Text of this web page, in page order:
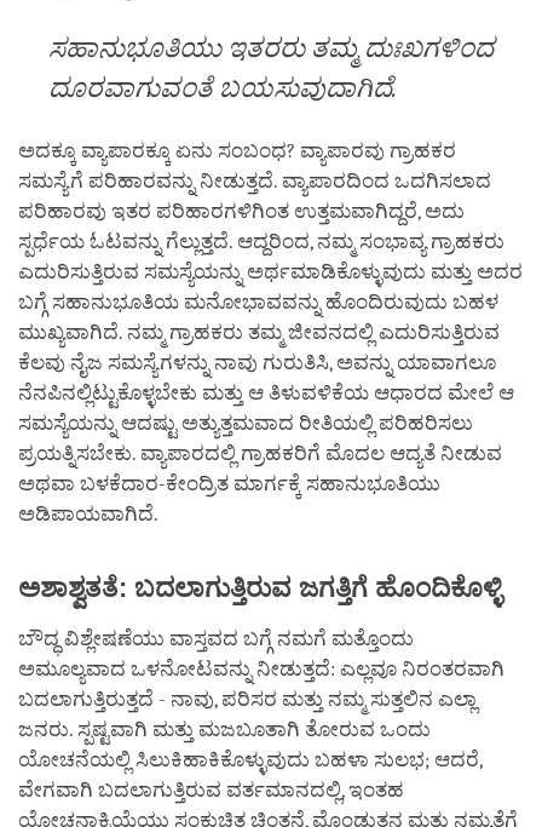
ಸಹಾನುಭೂತಿಯು ಇತರರು ತಮ್ಮ ದುಃಖಗಳಿಂದ
ದೂರವಾಗುವಂತೆ ಬಯಸುವುದಾಗಿದೆ.
ಅದಕ್ಕೂ ವ್ಯಾಪಾರಕ್ಕೂ ಏನು ಸಂಬಂಧ? ವ್ಯಾಪಾರವು ಗ್ರಾಹಕರ
ಸಮಸ್ಯೆಗೆ ಪರಿಹಾರವನ್ನು ನೀಡುತ್ತದೆ. ವ್ಯಾಪಾರದಿಂದ ಒದಗಿಸಲಾದ
ಪರಿಹಾರವು ಇತರ ಪರಿಹಾರಗಳಿಗಿಂತ ಉತ್ತಮವಾಗಿದ್ದರೆ, ಅದು
ಸ್ಪರ್ಧೆಯ ಓಟವನ್ನು ಗೆಲ್ಲುತ್ತದೆ. ಆದ್ದರಿಂದ, ನಮ್ಮ ಸಂಭಾವ್ಯ ಗ್ರಾಹಕರು
ಎದುರಿಸುತ್ತಿರುವ ಸಮಸ್ಯೆಯನ್ನು ಅರ್ಥಮಾಡಿಕೊಳ್ಳುವುದು ಮತ್ತು ಅದರ
ಬಗ್ಗೆ ಸಹಾನುಭೂತಿಯ ಮನೋಭಾವವನ್ನು ಹೊಂದಿರುವುದು ಬಹಳ
ಮುಖ್ಯವಾಗಿದೆ. ನಮ್ಮ ಗ್ರಾಹಕರು ತಮ್ಮ ಜೀವನದಲ್ಲಿ ಎದುರಿಸುತ್ತಿರುವ
ಕೆಲವು ನೈಜ ಸಮಸ್ಯೆಗಳನ್ನು ನಾವು ಗುರುತಿಸಿ, ಅವನ್ನು ಯಾವಾಗಲೂ
ನೆನಪಿನಲ್ಲಿಟ್ಟುಕೊಳ್ಳಬೇಕು ಮತ್ತು ಆ ತಿಳುವಳಿಕೆಯ ಆಧಾರದ ಮೇಲೆ ಆ
ಸಮಸ್ಯೆಯನ್ನು ಆದಷ್ಟು ಅತ್ಯುತ್ತಮವಾದ ರೀತಿಯಲ್ಲಿ ಪರಿಹರಿಸಲು
ಪ್ರಯತ್ನಿಸಬೇಕು. ವ್ಯಾಪಾರದಲ್ಲಿ ಗ್ರಾಹಕರಿಗೆ ಮೊದಲ ಆದ್ಯತೆ ನೀಡುವ
ಅಥವಾ ಬಳಕೆದಾರ-ಕೇಂದ್ರಿತ ಮಾರ್ಗಕ್ಕೆ ಸಹಾನುಭೂತಿಯು
ಅಡಿಪಾಯವಾಗಿದೆ.
ಅಶಾಶ್ವತತೆ: ಬದಲಾಗುತ್ತಿರುವ ಜಗತ್ತಿಗೆ ಹೊಂದಿಕೊಳ್ಳಿ
ಬೌದ್ಧ ವಿಶ್ಲೇಷಣೆಯು ವಾಸ್ತವದ ಬಗ್ಗೆ ನಮಗೆ ಮತ್ತೊಂದು
ಅಮೂಲ್ಯವಾದ ಒಳನೋಟವನ್ನು ನೀಡುತ್ತದೆ: ಎಲ್ಲವೂ ನಿರಂತರವಾಗಿ
ಬದಲಾಗುತ್ತಿರುತ್ತದೆ - ನಾವು, ಪರಿಸರ ಮತ್ತು ನಮ್ಮ ಸುತ್ತಲಿನ ಎಲ್ಲಾ
ಜನರು. ಸ್ಪಷ್ಟವಾಗಿ ಮತ್ತು ಮಜಬೂತಾಗಿ ತೋರುವ ಒಂದು
ಯೋಚನೆಯಲ್ಲಿ ಸಿಲುಕಿಹಾಕಿಕೊಳ್ಳುವುದು ಬಹಳಾ ಸುಲಭ; ಆದರೆ,
ವೇಗವಾಗಿ ಬದಲಾಗುತ್ತಿರುವ ವರ್ತಮಾನದಲ್ಲಿ, ಇಂತಹ
ಯೋಚನಾಕ್ರಿಯೆಯು ಸಂಕುಚಿತ ಚಿಂತನೆ, ಮೊಂಡುತನ ಮತ್ತು ನಮ್ಯತೆಗೆ